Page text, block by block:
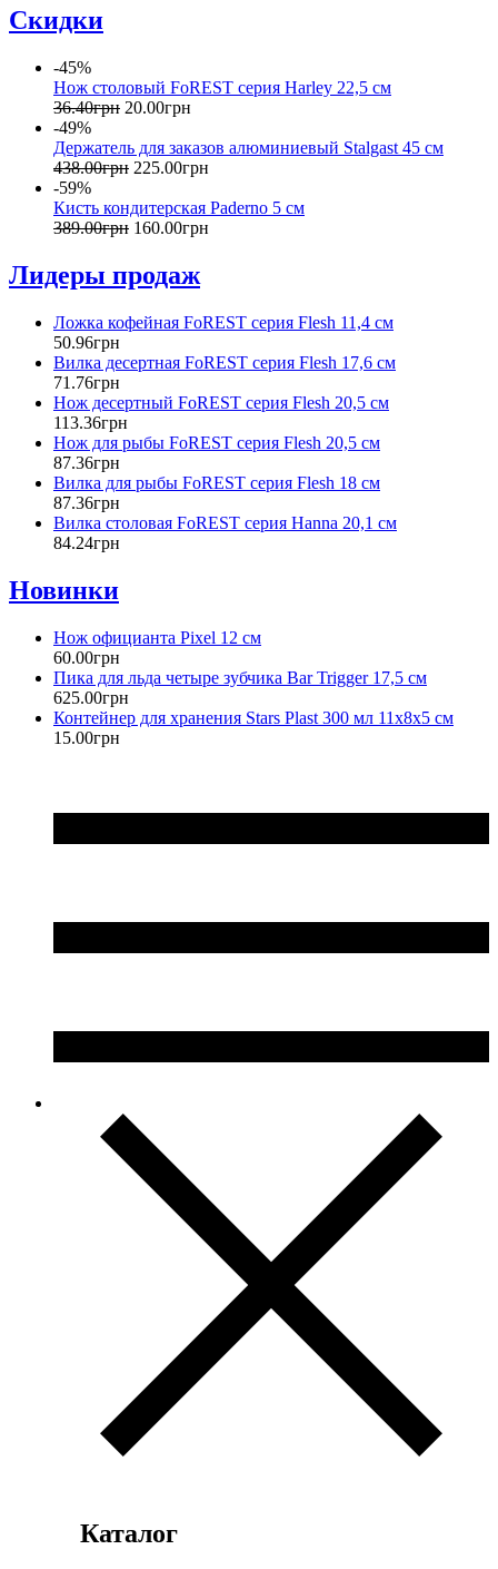
Скидки
-45%
Нож столовый FoREST серия Harley 22,5 см
36.40грн 20.00грн
-49%
Держатель для заказов алюминиевый Stalgast 45 см
438.00грн 225.00грн
-59%
Кисть кондитерская Paderno 5 см
389.00грн 160.00грн
Лидеры продаж
Ложка кофейная FoREST серия Flesh 11,4 см
50.96грн
Вилка десертная FoREST серия Flesh 17,6 см
71 .76грн
Нож десертный FoREST серия Flesh 20,5 см
113.36грн
Нож для рыбы FoREST серия Flesh 20,5 см
87.36грн
Вилка для рыбы FoREST серия Flesh 18 см
87.36грн
Вилка столовая FoREST серия Hanna 20,1 см
84.24грн
Новинки
Нож официанта Pixel 12 см
60.00грн
Пика для льда четыре зубчика Bar Trigger 17,5 см
625.00грн
Контейнер для хранения Stars Plast 300 мл 11х8х5 см
15.00грн
Каталог